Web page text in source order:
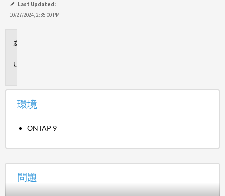
Last Updated:
10/27/2024, 2:35:00 PM
環境
ONTAP 9
問題